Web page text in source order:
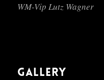
WM-Vip Lutz Wagner
GALLERY